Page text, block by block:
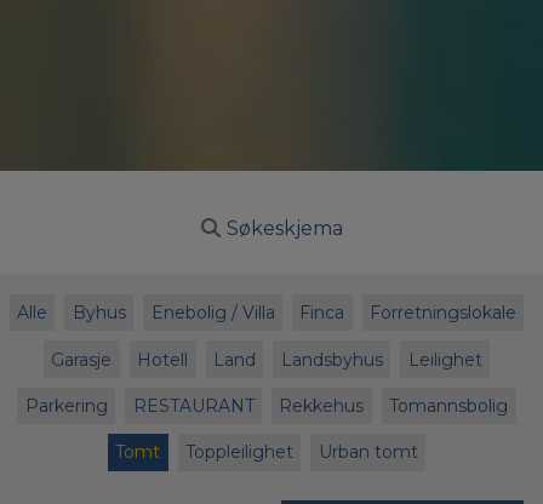
Søkeskjema
Alle Byhus Enebolig / Villa Finca Forretningslokale
Garasje Hotell Land Landsbyhus Leilighet
Parkering RESTAURANT Rekkehus Tomannsbolig
Tomt Toppleilighet Urban tomt